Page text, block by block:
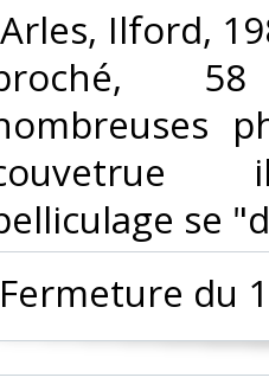
Arles, Ilford,
se
Fermeture du